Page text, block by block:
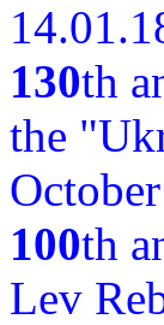
130th
the
100th
Lev